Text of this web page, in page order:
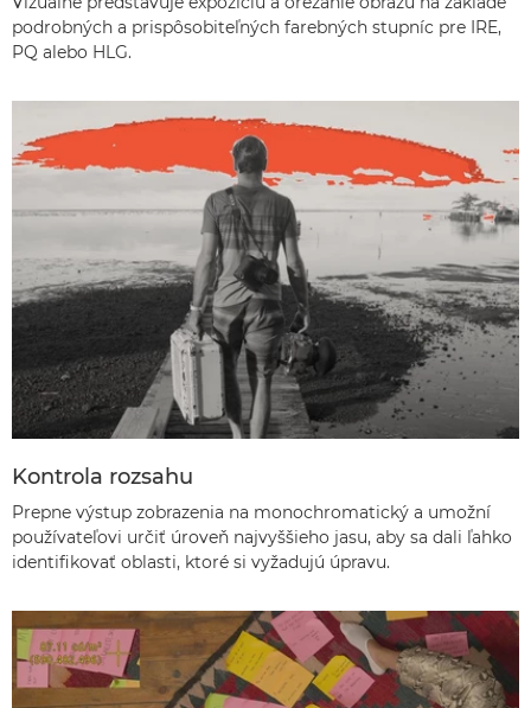
podrobných a prispôsobiteľných farebných stupníc pre IRE,
PQ alebo HLG.
Kontrola rozsahu
Prepne výstup zobrazenia na monochromatický a umožní
používateľovi určiť úroveň najvyššieho jasu, aby sa dali ľahko
identifikovať oblasti, ktoré si vyžadujú úpravu.